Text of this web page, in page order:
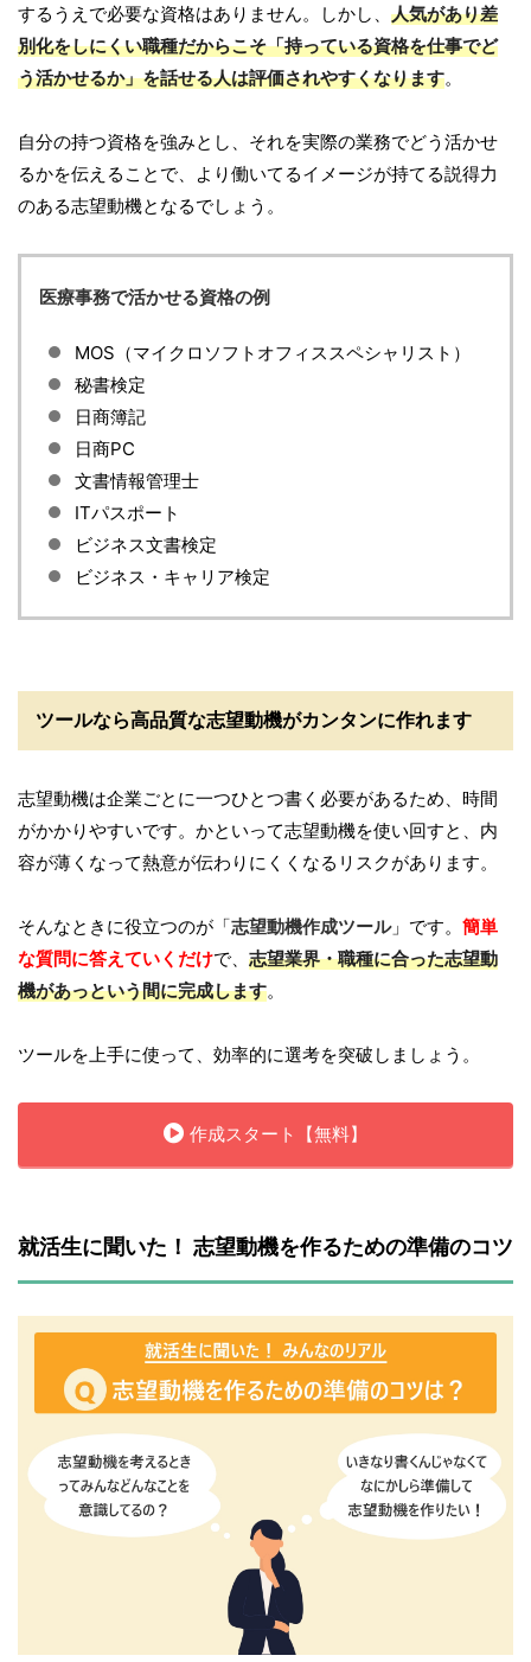
するうえで必要な資格はありません。しかし、 人気があり差
別化をしにくい職種だからこそ「持っている資格を仕事でど
う活かせるか」を話せる人は評価されやすくなります。
自分の持つ資格を強みとし、それを実際の業務でどう活かせ
るかを伝えることで、より働いてるイメージが持てる説得力
のある志望動機となるでしょう。
医療事務で活かせる資格の例
MOS（マイクロソフトオフィススペシャリスト）
秘書検定
日商簿記
日商PC
文書情報管理士
ITパスポート
ビジネス文書検定
ビジネス・キャリア検定
ツールなら高品質な志望動機がカンタンに作れます
志望動機は企業ごとに一つひとつ書く必要があるため、時間
がかかりやすいです。かといって志望動機を使い回すと、内
容が薄くなって熱意が伝わりにくくなるリスクがあります。
そんなときに役立つのが「志望動機作成ツール」です。 簡単
な質問に答えていくだけで、 志望業界・職種に合った志望動
機があっという間に完成します。
ツールを上手に使って、効率的に選考を突破しましょう。
作成スタート【無料】
就活生に聞いた！ 志望動機を作るための準備のコツ